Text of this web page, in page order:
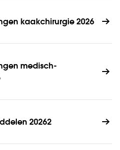
kaakchirurgie 2026
medisch-
20262